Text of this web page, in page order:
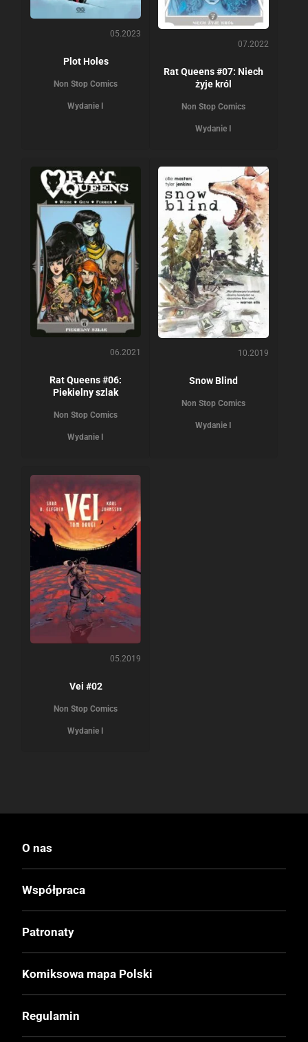
05.2023
Plot Holes
Non Stop Comics
Wydanie I
07.2022
Rat Queens #07: Niech
żyje król
Non Stop Comics
Wydanie I
06.2021
Rat Queens #06:
Piekielny szlak
Non Stop Comics
Wydanie I
10.2019
Snow Blind
Non Stop Comics
Wydanie I
05.2019
Vei #02
Non Stop Comics
Wydanie I
O nas
Współpraca
Patronaty
Komiksowa mapa Polski
Regulamin